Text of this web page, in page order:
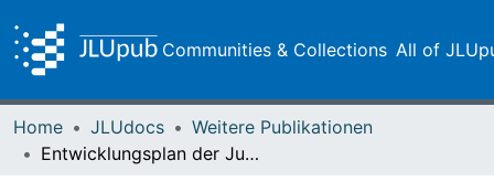
Communities & Collections All of
Home JLUdocs
Weitere Publikationen
Entwicklungsplan der Justus-Liebig-Universität Gießen : verabschiedet vom Senat der Justus-Liebig-Universität am 21. Juli 2004